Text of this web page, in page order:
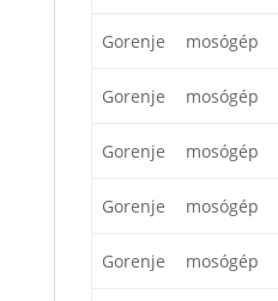
Gorenje mosógép
Gorenje mosógép
Gorenje mosógép
Gorenje mosógép
Gorenje mosógép